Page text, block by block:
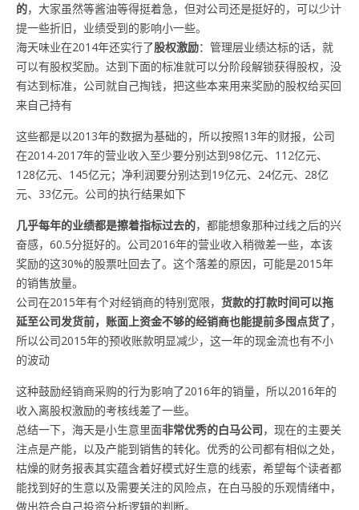
的，大家虽然等酱油等得挺着急，但对公司还是挺好的，可以少计
提一些折旧，业绩受到的影响小一些。
海天味业在2014年还实行了股权激励：管理层业绩达标的话，就
可以有股权奖励。达到下面的标准就可以分阶段解锁获得股权，没
有达到标准，公司就自己掏钱，把这些本来用来奖励的股权给买回
来自己持有
这些都是以2013年的数据为基础的，所以按照13年的财报，公司
在2014-2017年的营业收入至少要分别达到98亿元、112亿元、
128亿元、145亿元；净利润要分别达到19亿元、24亿元、28亿
元、33亿元。公司的执行结果如下
几乎每年的业绩都是擦着指标过去的，都能想象那种过线之后的兴
奋感，60.5分挺好的。公司2016年的营业收入稍微差一些，本该
奖励的这30%的股票吐回去了。这个落差的原因，可能是2015年
的销售放量。
公司在2015年有个对经销商的特别宽限， 货款的打款时间可以拖
延至公司发货前，账面上资金不够的经销商也能提前多囤点货了，
所以公司2015年的预收账款明显减少，这一年的现金流也有不小
的波动
这种鼓励经销商采购的行为影响了2016年的销量，所以2016年的
收入离股权激励的考核线差了一些。
总结一下，海天是小生意里面非常优秀的白马公司，现在的主要关
注点是产能，以及产能到销售的转化。优秀的公司都有相似之处，
枯燥的财务报表其实蕴含着好模式好生意的线索，希望每个读者都
能找到好的生意以及需要关注的风险点，在白马股的乐观情绪中，
做出符合自己投资分析逻辑的判断。